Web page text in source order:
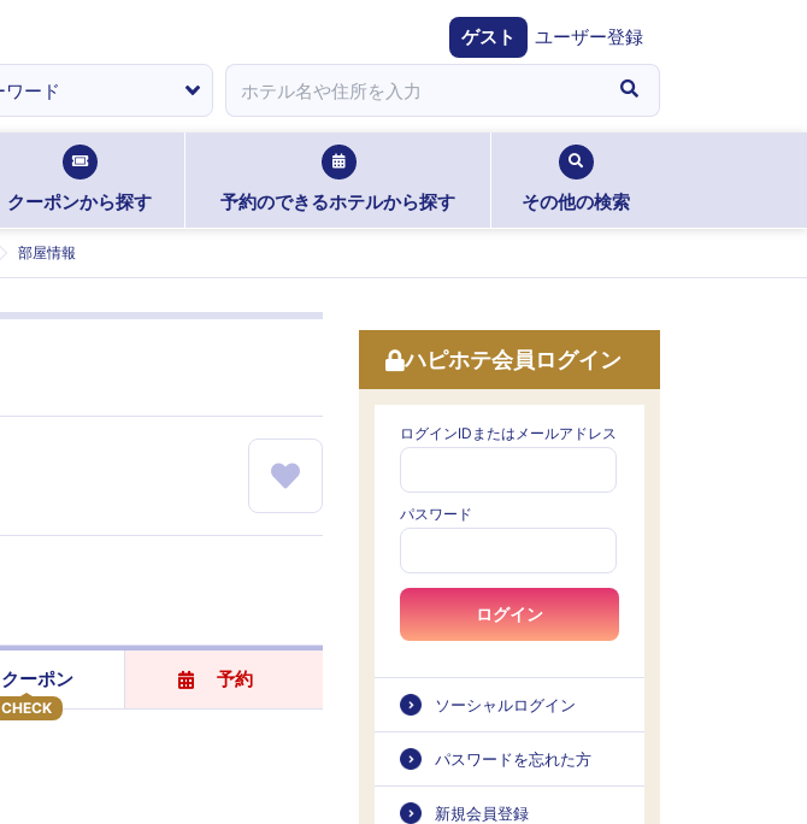
ゲスト ユーザー登録
クーポンから探す 予約のできるホテルから探す その他の検索
部屋情報
CHECK
クーポン 予約
ハピホテ会員ログイン
ログインIDまたはメールアドレス
パスワード
ログイン
ソーシャルログイン
パスワードを忘れた方
新規会員登録